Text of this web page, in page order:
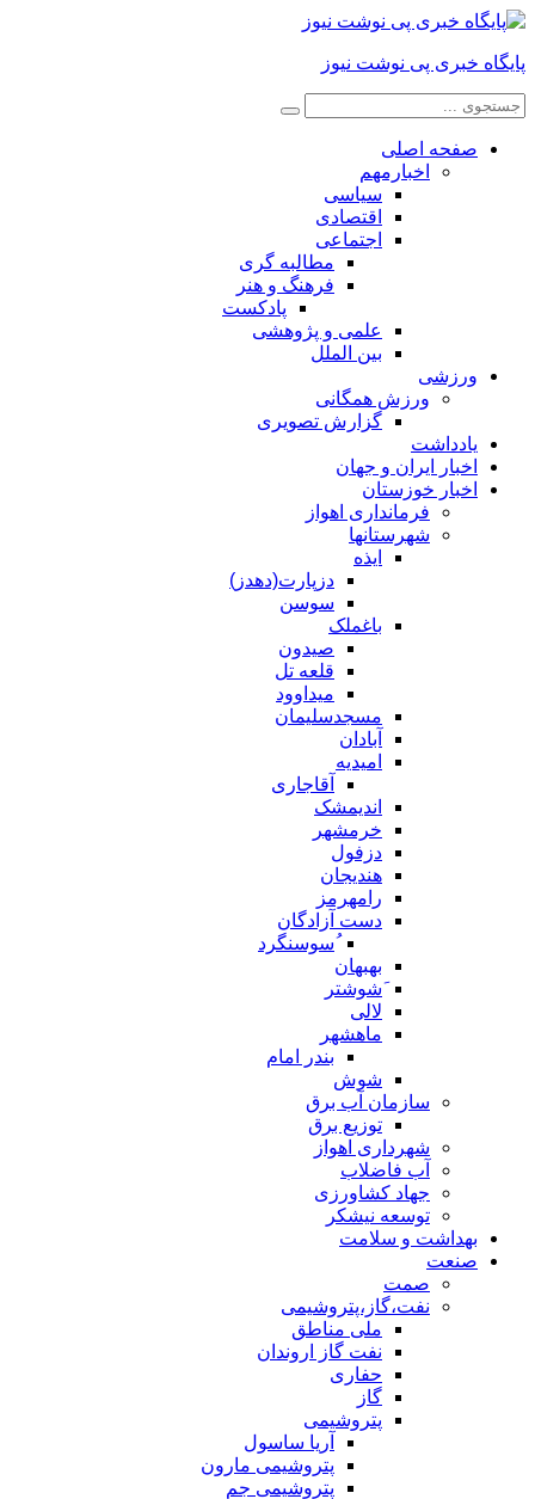
پایگاه خبری پی نوشت نیوز
صفحه اصلی
اخبارمهم
سیاسی
اقتصادی
اجتماعی
مطالبه گری
فرهنگ و هنر
پادکست
علمی و پژوهشی
بین الملل
ورزشی
ورزش همگانی
گزارش تصویری
یادداشت
اخبار ایران و جهان
اخبار خوزستان
فرمانداری اهواز
شهرستانها
ایذه
دزپارت(دهدز)
سوسن
باغملک
صیدون
قلعه تل
میداوود
مسجدسلیمان
آبادان
امیدیه
آقاجاری
اندیمشک
خرمشهر
دزفول
هندیجان
رامهرمز
دست آزادگان
ُسوسنگرد
بهبهان
َشوشتر
لالی
ماهشهر
بندر امام
شوش
سازمان آب برق
توزیع برق
شهرداری اهواز
آب فاضلاب
جهاد کشاورزی
توسعه نیشکر
بهداشت و سلامت
صنعت
صمت
نفت،گاز،پتروشیمی
ملی مناطق
نفت گاز اروندان
حفاری
گاز
پتروشیمی
آریا ساسول
پتروشیمی مارون
پتروشیمی جم